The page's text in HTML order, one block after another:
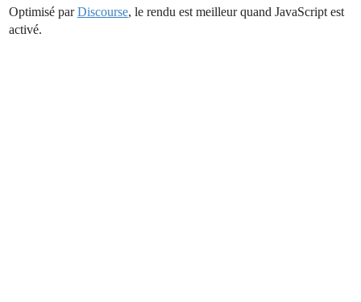
Optimisé parDiscourse, le rendu est meilleur quand JavaScript est
activé.